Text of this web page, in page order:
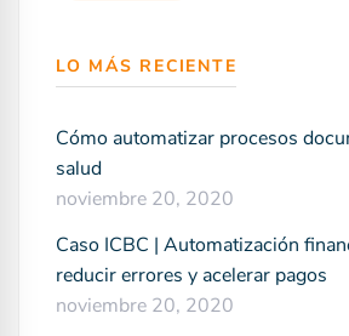
LO MÁS RECIENTE
Cómo automatizar procesos
salud
noviembre 20, 2020
Caso ICBC | Automatización
reducir errores y acelerar pagos
noviembre 20, 2020